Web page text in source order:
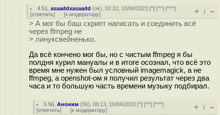
4.51 ,asaaddxasaadd (ok), 02:22, 10/04/2023 [^] [^^] [^^^]
[ответить] [к модератору] + / –
> А мог бы баш скрипт написать и соединить всё
через ffmpeg не
> линуксвейненько.
Да всё кончено мог бы, но с чистым ffmpeg я бы
полдня курил мануалы и в итоге осознал, что всё это
время мне нужен был условный imagemagick, а не
ffmpeg, а openshot-ом я получил результат через два
часа и то большую часть времени музыку подбирал.
5.56 ,Аноним (56), 08:13, 10/04/2023 [^] [^^] [^^^]
[ответить] [к модератору] + / –